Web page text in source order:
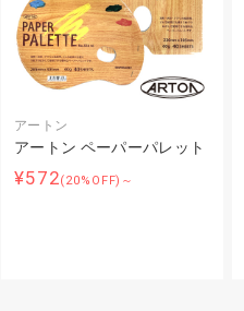
アートン
アートン ペーパーパレット
¥572(20%OFF)～